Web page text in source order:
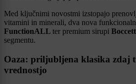
Med ključnimi novostmi izstopajo
vitamini in minerali, dva nova
FunctionALL ter premium sirupi
segmentu.
Oaza: priljubljena klasika zdaj
vrednostjo